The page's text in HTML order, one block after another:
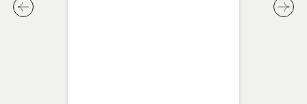
לחץ לחץ לשיקופית קודמת בסליידר מאמרים